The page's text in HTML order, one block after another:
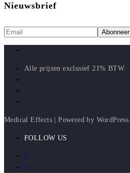
Nieuwsbrief
Alle prijzen exclusief 21% BTW
Medical Effects | Powered by WordPress.
FOLLOW US